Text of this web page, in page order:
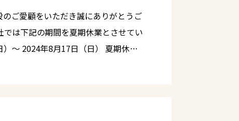
ご愛顧をいただき誠にありがとうご